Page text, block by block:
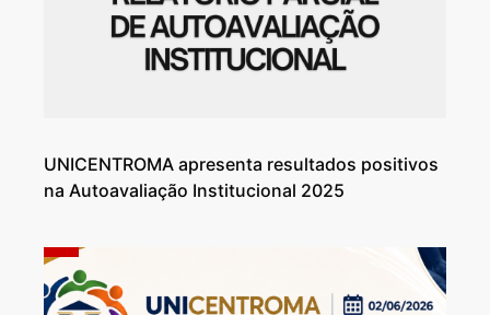
UNICENTROMA apresenta resultados positivos
na Autoavaliação Institucional 2025